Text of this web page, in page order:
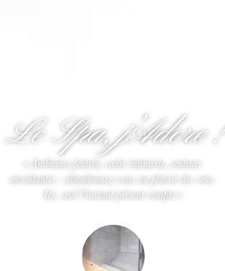
Le Spa, j’Adore !
« Ambiance feutrée, cadre intimiste, senteurs
envoûtantes : abandonnez-vous au plaisir des sens.
Ici, seul l’instant présent compte »